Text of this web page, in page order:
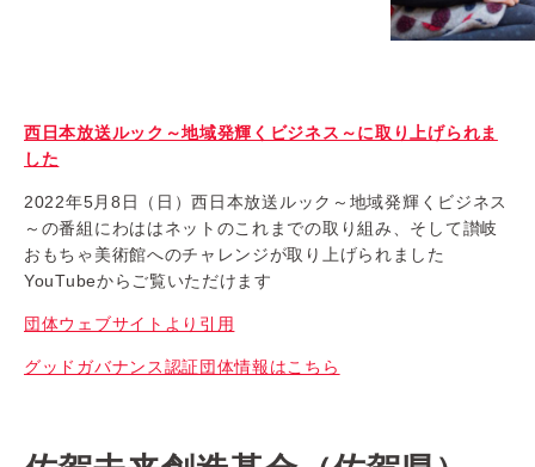
西日本放送ルック～地域発輝くビジネス～に取り上げられま
した
2022年5月8日（日）西日本放送ルック～地域発輝くビジネス
～の番組にわははネットのこれまでの取り組み、そして讃岐
おもちゃ美術館へのチャレンジが取り上げられました
YouTubeからご覧いただけます
団体ウェブサイトより引用
グッドガバナンス認証団体情報はこちら